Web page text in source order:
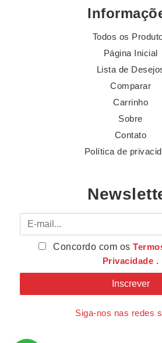
Todos os
Página Inicial
Lista de
Comparar
Carrinho
Sobre
Contato
Política de
E-mail
Concordo com os
Privacidade .
Siga-nos nas redes